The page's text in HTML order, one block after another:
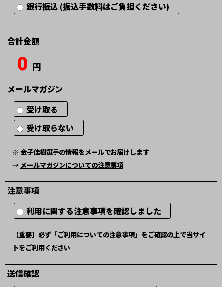
銀行振込 (振込手数料はご負担ください)
合計金額
0 円
メールマガジン
受け取る
受け取らない
※ 金子佳樹選手の情報をメールでお届けします
→ メールマガジンについての注意事項
注意事項
利用に関する注意事項を確認しました
【重要】必ず「ご利用についての注意事項」をご確認の上で当サイ
トをご利用ください
送信確認